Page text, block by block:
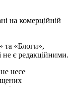
на комерційній
та «Блоги»,
не є редакційними.
несе